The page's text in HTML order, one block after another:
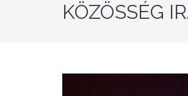
KÖZÖSSÉG